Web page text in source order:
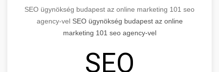
SEO ügynökség budapest az online marketing 101 seo
agency-vel SEO ügynökség budapest az online
marketing 101 seo agency-vel
SEO